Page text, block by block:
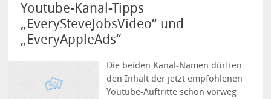
Youtube-Kanal-Tipps
„EverySteveJobsVideo“ und
„EveryAppleAds“
Die beiden Kanal-Namen dürften
den Inhalt der jetzt empfohlenen
Youtube-Auftritte schon vorweg